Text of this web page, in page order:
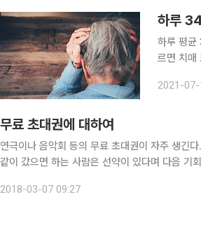
하루
하루 평균
르면 치
가 늘다가,
2021-
무료 초대권에 대하여
연극이나 음악회 등의 무료 초대권이 자주 생긴
같이 갔으면 하는 사람은 선약이 있다며 다음 기
2018-03-07 09:27